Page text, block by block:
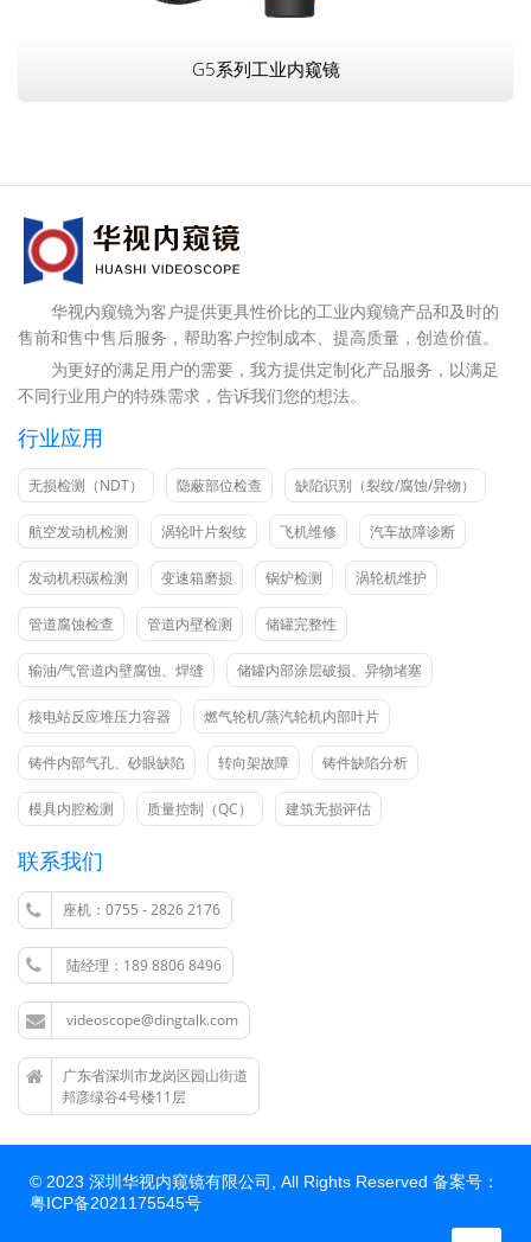
G5系列工业内窥镜
华视内窥镜为客户提供更具性价比的工业内窥镜产品和及时的
售前和售中售后服务，帮助客户控制成本、提高质量，创造价值。
为更好的满足用户的需要，我方提供定制化产品服务，以满足
不同行业用户的特殊需求，告诉我们您的想法。
行业应用
无损检测（NDT） 隐蔽部位检查 缺陷识别（裂纹/腐蚀/异物）
航空发动机检测 涡轮叶片裂纹 飞机维修 汽车故障诊断
发动机积碳检测 变速箱磨损 锅炉检测 涡轮机维护
管道腐蚀检查 管道内壁检测 储罐完整性
输油/气管道内壁腐蚀、焊缝 储罐内部涂层破损、异物堵塞
核电站反应堆压力容器 燃气轮机/蒸汽轮机内部叶片
铸件内部气孔、砂眼缺陷 转向架故障 铸件缺陷分析
模具内腔检测 质量控制（QC） 建筑无损评估
联系我们
座机：0755 - 2826 2176
陆经理：189 8806 8496
videoscope@dingtalk.com
广东省深圳市龙岗区园山街道
邦彦绿谷4号楼11层
© 2023 深圳华视内窥镜有限公司, All Rights Reserved 备案号：
粤ICP备2021175545号